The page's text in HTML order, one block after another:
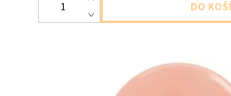
lataxovy balon metalicky rozovo zlaty 1ks v